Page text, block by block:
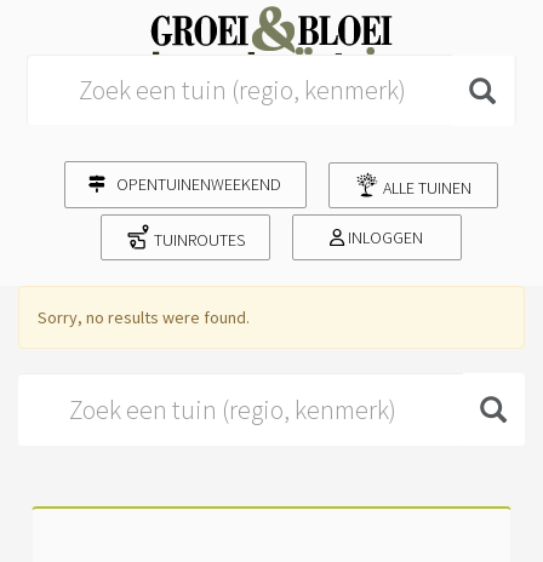
OPENTUINENWEEKEND ALLE TUINEN
TUINROUTES INLOGGEN
Sorry, no results were found.